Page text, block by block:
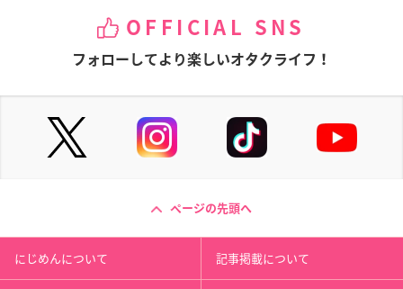
OFFICIAL SNS
フォローしてより楽しいオタクライフ！
ページの先頭へ
にじめんについて 記事掲載について